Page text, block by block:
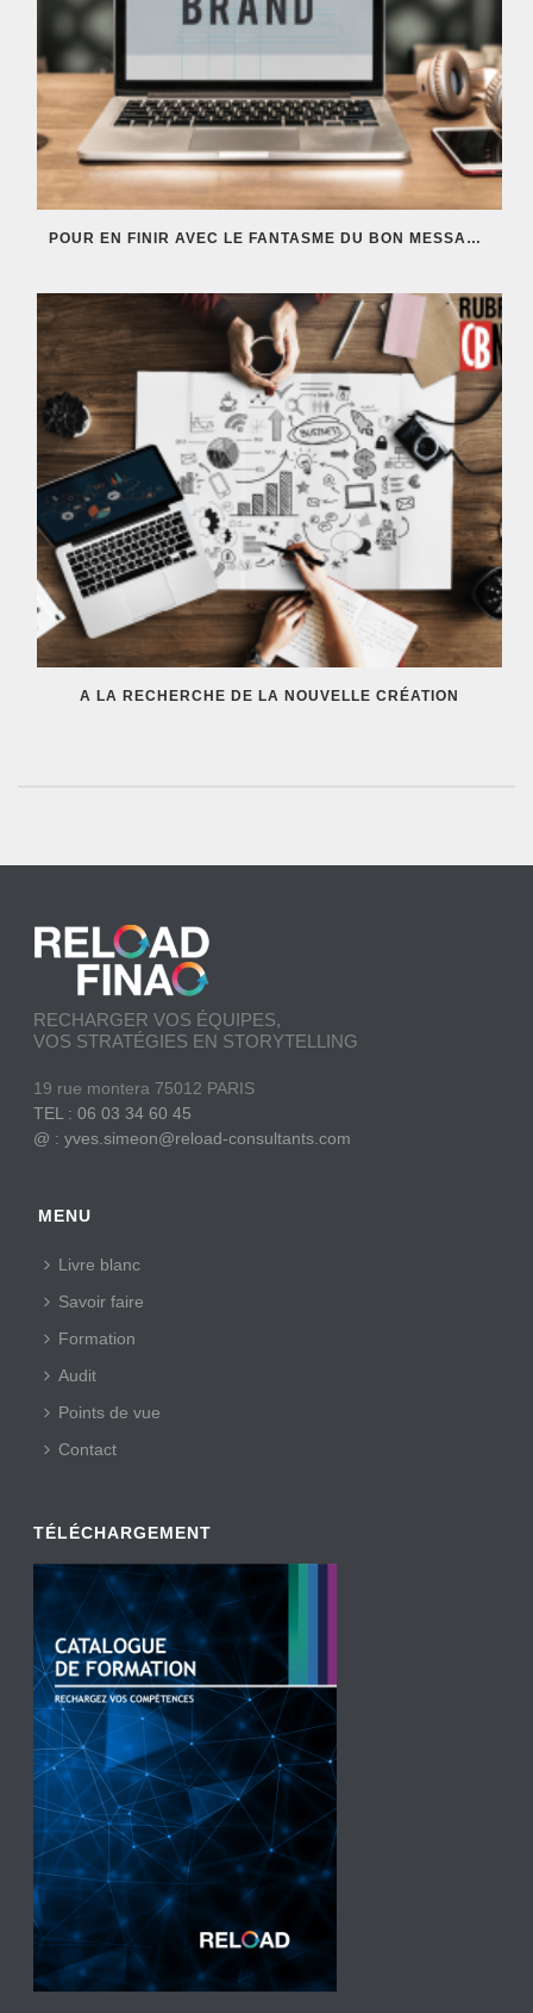
POUR EN FINIR AVEC LE FANTASME DU BON MESSAGE À LA BONNE PERSONNE AU BON MOMENT
A LA RECHERCHE DE LA NOUVELLE CRÉATION
RECHARGER VOS ÉQUIPES,
VOS STRATÉGIES EN STORYTELLING
19 rue montera 75012 PARIS
TEL : 06 03 34 60 45
@ : yves.simeon@reload-consultants.com
MENU
Livre blanc
Savoir faire
Formation
Audit
Points de vue
Contact
TÉLÉCHARGEMENT